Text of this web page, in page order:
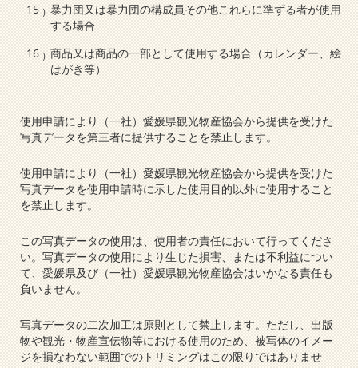
暴力団又は暴力団の構成員その他これらに準ずる者が使用
する場合
商品又は商品の一部として使用する場合（カレンダー、絵
はがき等）
使用申請により（一社）愛媛県観光物産協会から提供を受けた
写真データを第三者に提供することを禁止します。
使用申請により（一社）愛媛県観光物産協会から提供を受けた
写真データを使用申請時に示した使用目的以外に使用すること
を禁止します。
この写真データの使用は、使用者の責任において行ってくださ
い。写真データの使用により生じた損害、または不利益につい
て、愛媛県及び（一社）愛媛県観光物産協会はいかなる責任も
負いません。
写真データの二次加工は原則として禁止します。ただし、出版
物や観光・物産宣伝物等における使用のため、被写体のイメー
ジを損なわない範囲でのトリミングはこの限りではありませ